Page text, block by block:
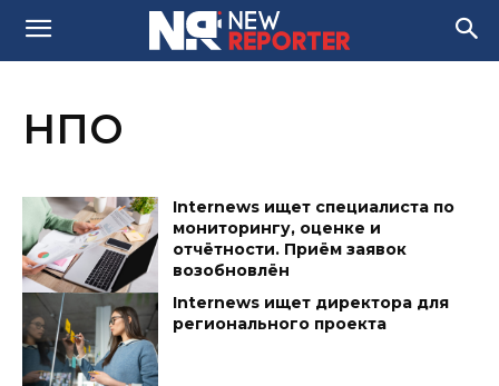
НПО
Internews ищет специалиста по
мониторингу, оценке и
отчётности. Приём заявок
возобновлён
Internews ищет директора для
регионального проекта